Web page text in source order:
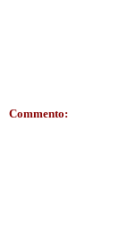
Commento: